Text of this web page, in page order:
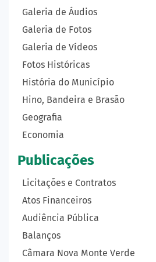
Galeria de Áudios
Galeria de Fotos
Galeria de Vídeos
Fotos Históricas
História do Município
Hino, Bandeira e Brasão
Geografia
Economia
Publicações
Licitações e Contratos
Atos Financeiros
Audiência Pública
Balanços
Câmara Nova Monte Verde